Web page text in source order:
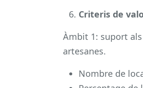
Criteris de
Àmbit 1: suport
artesanes.
Nombre de